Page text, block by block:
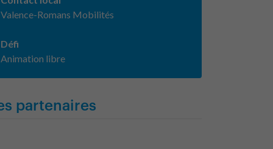
Valence-Romans Mobilités
Défi
Animation libre
partenaires